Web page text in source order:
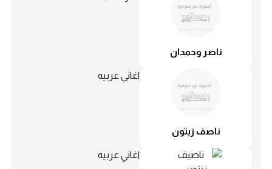
ناصر وحمدان
ناصف زيتون
اغاني عربيه
اغاني عربيه